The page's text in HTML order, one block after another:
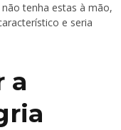
tenha estas à mão,
e seria
a